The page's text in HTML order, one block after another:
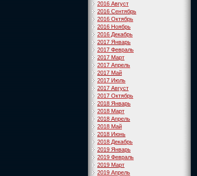
2016 Август
2016 Сентябрь
2016 Октябрь
2016 Ноябрь
2016 Декабрь
2017 Январь
2017 Февраль
2017 Март
2017 Апрель
2017 Май
2017 Июль
2017 Август
2017 Октябрь
2018 Январь
2018 Март
2018 Апрель
2018 Май
2018 Июнь
2018 Декабрь
2019 Январь
2019 Февраль
2019 Март
2019 Апрель